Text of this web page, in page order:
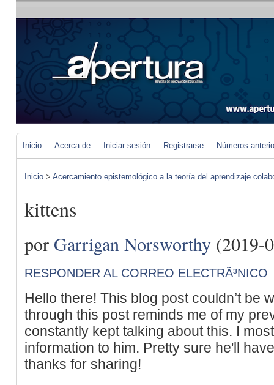
Inicio Acerca de Iniciar sesión Registrarse Números
Inicio > Acercamiento epistemológico a la teoría del aprendizaje
kittens
por Garrigan Norsworthy (2019-
RESPONDER AL CORREO ELECTRÃ³NICO
Hello there! This blog post couldn’t be
through this post reminds me of my
constantly kept talking about this. I
information to him. Pretty sure he'll
thanks for sharing!